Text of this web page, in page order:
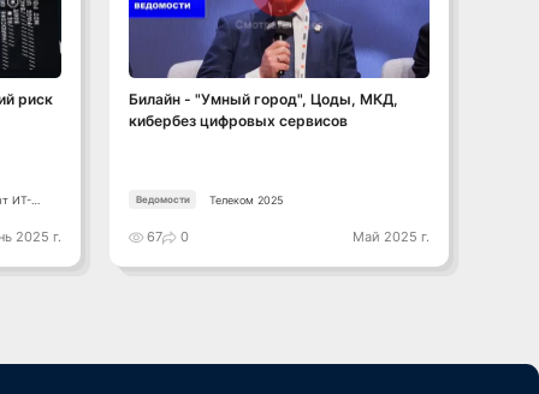
риск
ИТ-
2025 г.
Смотреть видео
Билайн - "Умный город", Цоды, МКД,
кибербез цифровых сервисов
Ведомости Телеком 2025
67 0 Май 2025 г.